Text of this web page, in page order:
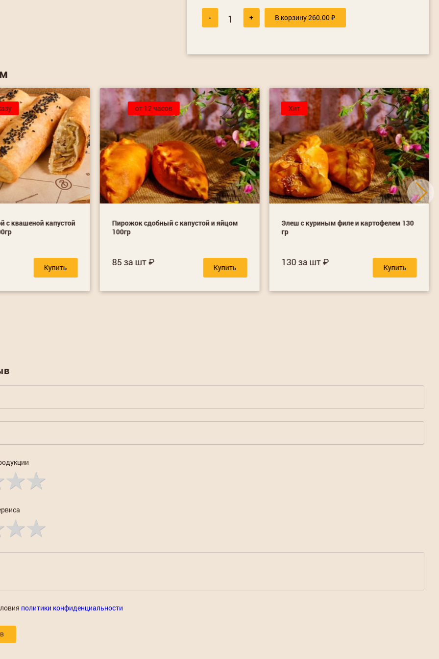
- + В корзину260.00₽
с квашеной капустой
Купить
от 12 часов
Пирожок сдобный с капустой и яйцом
100гр
85 за шт Купить
Хит
Элеш с куриным филе и картофелем 130
гр
130 за шт Купить
политики конфиденциальности